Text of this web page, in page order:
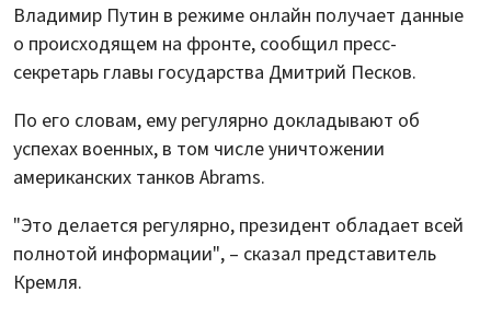
Владимир Путин в режиме онлайн получает данные
о происходящем на фронте, сообщил пресс-
секретарь главы государства Дмитрий Песков.
По его словам, ему регулярно докладывают об
успехах военных, в том числе уничтожении
американских танков Abrams.
"Это делается регулярно, президент обладает всей
полнотой информации", – сказал представитель
Кремля.